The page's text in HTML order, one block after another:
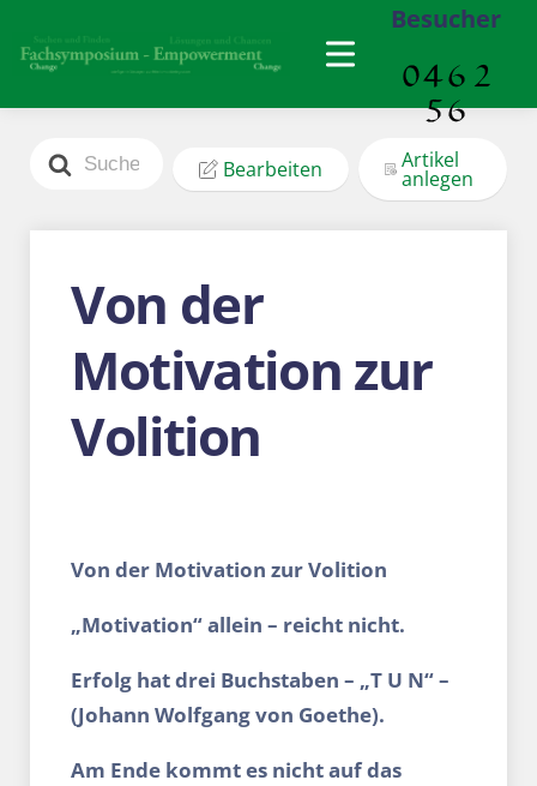
Besucher
Search
For
Bearbeiten Artikel
anlegen
Von der
Motivation zur
Volition
Von der Motivation zur Volition
„Motivation“ allein – reicht nicht.
Erfolg hat drei Buchstaben – „T U N“ –
(Johann Wolfgang von Goethe).
Am Ende kommt es nicht auf das